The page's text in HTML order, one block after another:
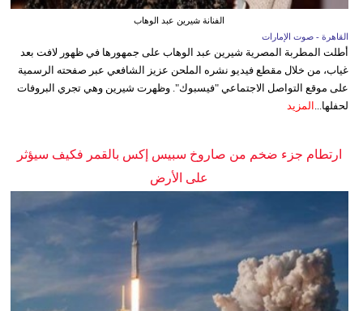
الفنانة شيرين عبد الوهاب
القاهرة - صوت الإمارات
أطلت المطربة المصرية شيرين عبد الوهاب على جمهورها في ظهور لافت بعد
غياب، من خلال مقطع فيديو نشره الملحن عزيز الشافعي عبر صفحته الرسمية
على موقع التواصل الاجتماعي "فيسبوك". وظهرت شيرين وهي تجري البروفات
لحفلها... المزيد
ارتطام جزء ضخم من صاروخ سبيس إكس بالقمر فكيف سيؤثر
على الأرض